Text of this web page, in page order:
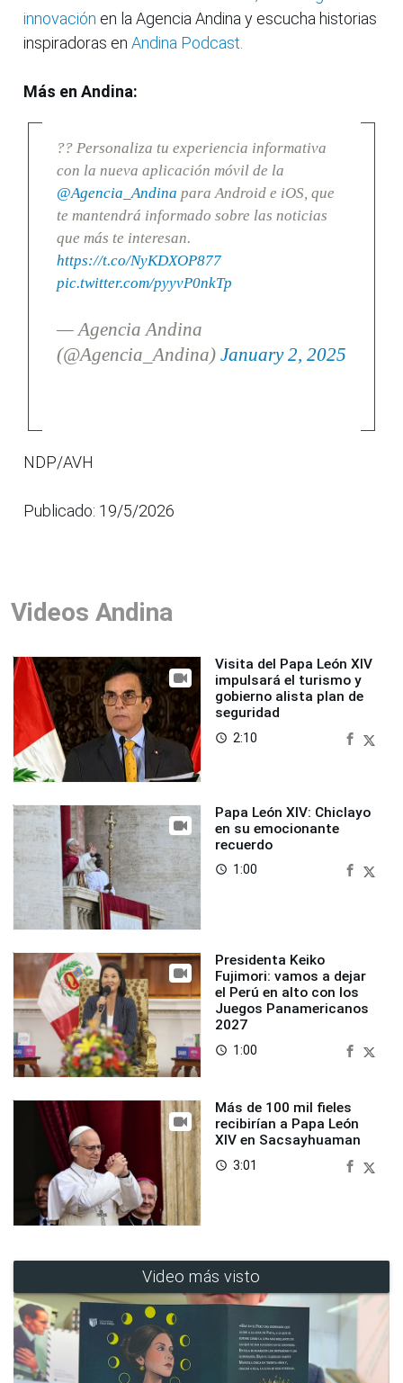
innovación en la Agencia Andina y escucha historias
inspiradoras en Andina Podcast.
Más en Andina:
?? Personaliza tu experiencia informativa
con la nueva aplicación móvil de la
@Agencia_Andina para Android e iOS, que
te mantendrá informado sobre las noticias
que más te interesan.
https://t.co/NyKDXOP877
pic.twitter.com/pyyvP0nkTp
— Agencia Andina
(@Agencia_Andina) January 2, 2025
NDP/AVH
Publicado: 19/5/2026
Videos Andina
Visita del Papa León XIV
impulsará el turismo y
gobierno alista plan de
seguridad
access_time 2:10
Papa León XIV: Chiclayo
en su emocionante
recuerdo
access_time 1:00
Presidenta Keiko
Fujimori: vamos a dejar
el Perú en alto con los
Juegos Panamericanos
2027
access_time 1:00
Más de 100 mil fieles
recibirían a Papa León
XIV en Sacsayhuaman
access_time 3:01
Video más visto